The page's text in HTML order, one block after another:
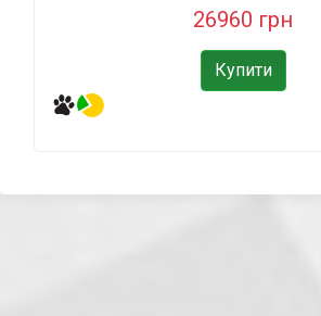
26960 грн
Купити